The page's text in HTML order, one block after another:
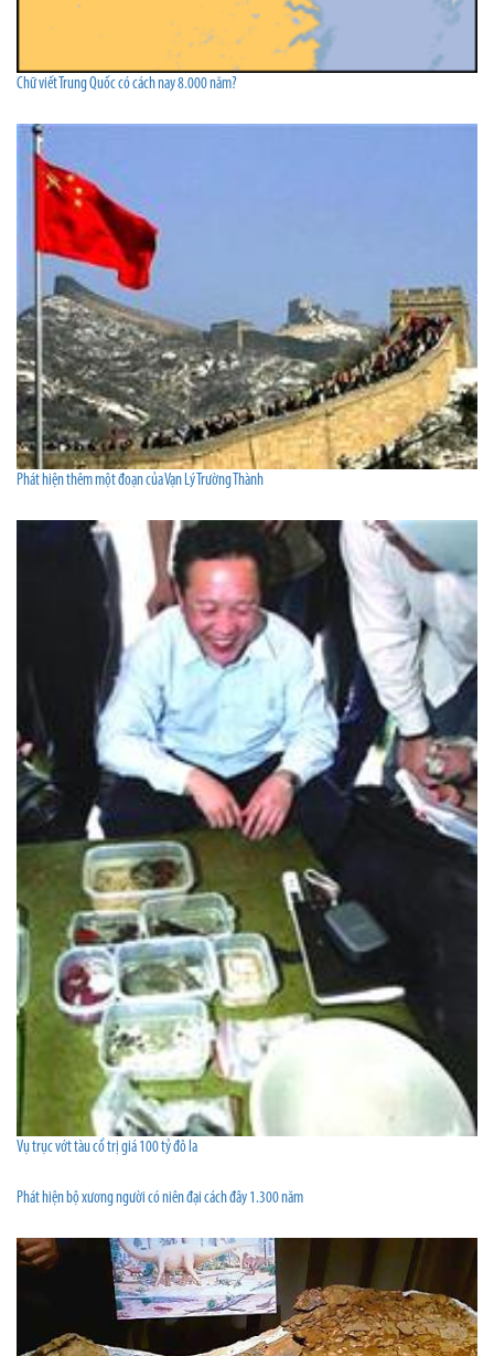
Chữ viết Trung Quốc có cách nay 8.000 năm?
Phát hiện thêm một đoạn của Vạn Lý Trường Thành
Vụ trục vớt tàu cổ trị giá 100 tỷ đô la
Phát hiện bộ xương người có niên đại cách đây 1.300 năm